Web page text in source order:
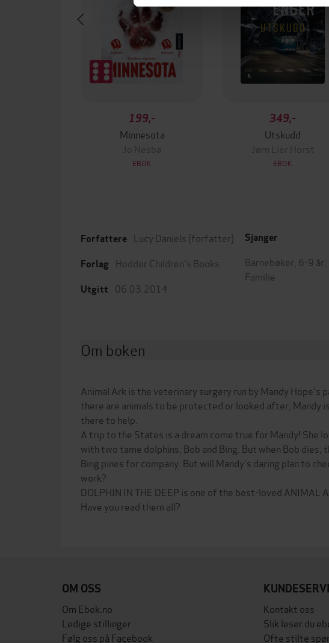
199,-
Minnesota
Jo Nesbø
EBOK
349,-
Utskudd
Jørn Lier Horst
EBOK
Forfattere Lucy Daniels (forfatter)
Forlag Hodder Children's Books
Utgitt 06.03.2014
Sjanger
Barnebøker 6-9 år
Familie
Om boken
Animal Ark is the veterinary surgery run by Mandy Hope's
there are animals to be protected or looked after, Mandy
there to help.
A trip to the States is a dream come true for Mandy! She
with two tame dolphins, Bob and Bing. But when Bob dies,
Bing pines for company. But will Mandy's daring plan to
work?
DOLPHIN IN THE DEEP is one of the best-loved ANIMAL
Have you read them all?
OM OSS
Om Ebok.no
Ledige stillinger
Følg oss på Facebook
Kontakt oss
Slik leser du
Ofte stilte